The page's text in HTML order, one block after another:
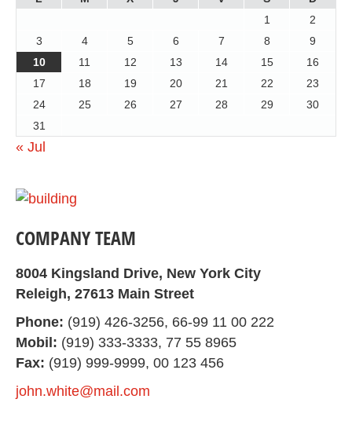
1
2
3
4 5 6 7 8
9
10
11 12 13 14 15
16
17
18 19 20 21 22
23
24
25 26 27 28 29
30
31
« Jul
COMPANY TEAM
8004 Kingsland Drive, New York City
Releigh, 27613 Main Street
Phone: (919) 426-3256, 66-99 11 00 222
Mobil: (919) 333-3333, 77 55 8965
Fax: (919) 999-9999, 00 123 456
john.white@mail.com